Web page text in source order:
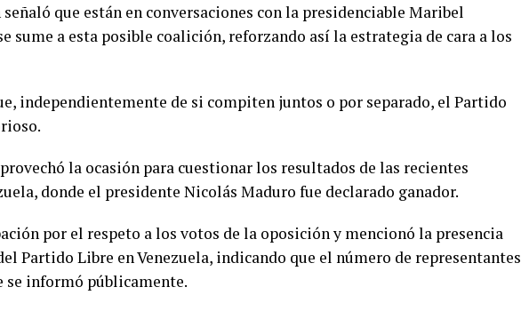
que están en conversaciones con la presidenciable Maribel
sume a esta posible coalición, reforzando así la estrategia de cara a los
independientemente de si compiten juntos o por separado, el Partido
la ocasión para cuestionar los resultados de las recientes
donde el presidente Nicolás Maduro fue declarado ganador.
por el respeto a los votos de la oposición y mencionó la presencia
Partido Libre en Venezuela, indicando que el número de representantes
se informó públicamente.